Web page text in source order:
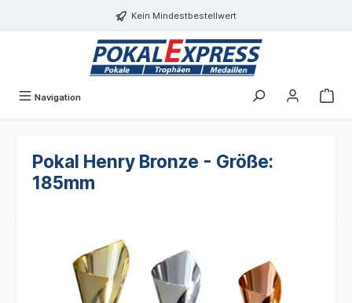
Kein Mindestbestellwert
Navigation
Pokal Henry Bronze - Größe:
185mm
Bildergalerie überspringen